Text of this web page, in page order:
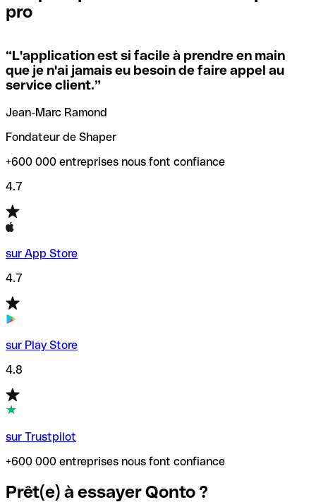
locales.
Si vous n'êtes pas sûr du code SWIFT que vous devriez
utiliser, nous avons développé un outil de recherche de
codes SWIFT par nom de banque.
vérification/recherche de codes SWIFT. Ainsi, vous pouvez
trouver et vérifier vos codes SWIFT avant de réaliser vos
transferts d’argent.
pro
“L'application est si facile à prendre en main
que je n'ai jamais eu besoin de faire appel au
service client.”
Jean-Marc Ramond
Fondateur de Shaper
+600 000 entreprises nous font confiance
4.7
sur App Store
4.7
sur Play Store
4.8
sur Trustpilot
+600 000 entreprises nous font confiance
Prêt(e) à essayer Qonto ?